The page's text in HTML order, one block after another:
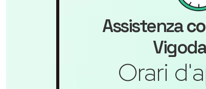
Assistenza
Orari